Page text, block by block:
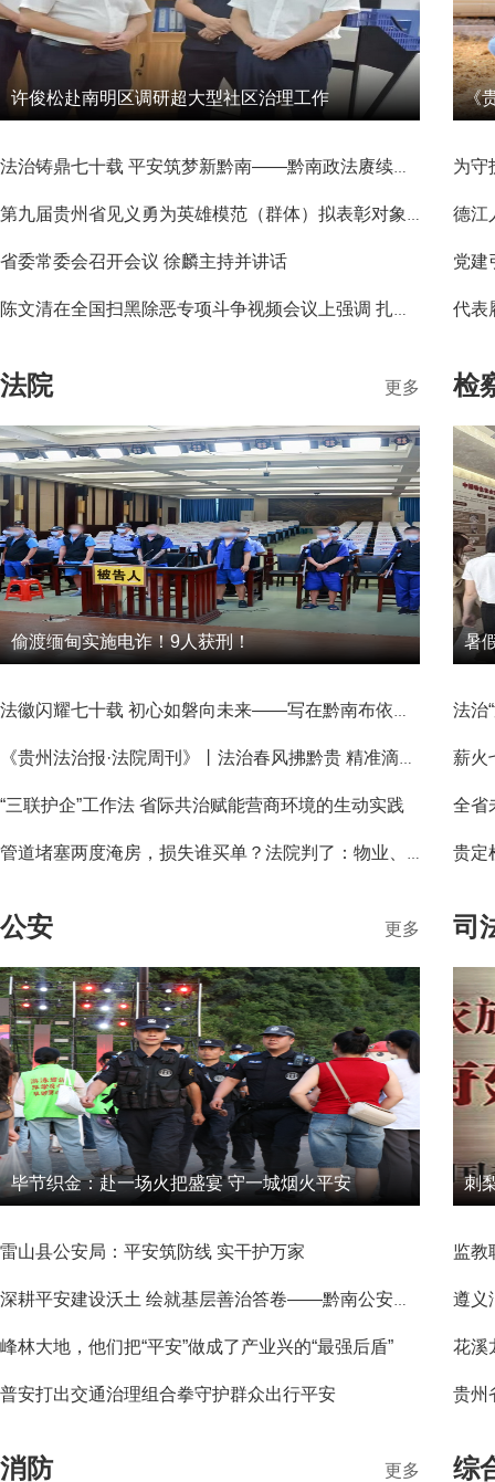
许俊松赴南明区调研超大型社区治理工作
法治铸鼎七十载 平安筑梦新黔南——黔南政法赓续奋斗谱写民族地区现代化治理新答卷
第九届贵州省见义勇为英雄模范（群体）拟表彰对象公示
省委常委会召开会议 徐麟主持并讲话
陈文清在全国扫黑除恶专项斗争视频会议上强调 扎实开展深化扫黑除恶专项斗争 努力建设更高水平的平安中国
德江
法院 更多
偷渡缅甸实施电诈！9人获刑！
法徽闪耀七十载 初心如磐向未来——写在黔南布依族苗族自治州成立70周年之际
《贵州法治报·法院周刊》丨法治春风拂黔贵 精准滴灌润民心——贵州法院“八五”普法工作纪实
“三联护企”工作法 省际共治赋能营商环境的生动实践
管道堵塞两度淹房，损失谁买单？法院判了：物业、房主、13户业主共同担责
检
暑
全省
贵定
公安 更多
毕节织金：赴一场火把盛宴 守一城烟火平安
雷山县公安局：平安筑防线 实干护万家
深耕平安建设沃土 绘就基层善治答卷——黔南公安以实干作答致敬建州70周年平安征程
峰林大地，他们把“平安”做成了产业兴的“最强后盾”
普安打出交通治理组合拳守护群众出行平安
司
消防 更多 综